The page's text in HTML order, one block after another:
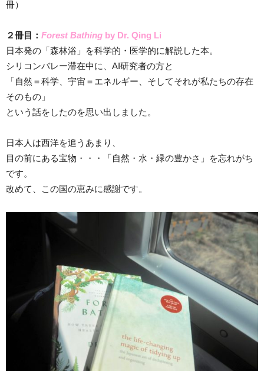
冊）
２冊目： Forest Bathing by Dr. Qing Li
日本発の「森林浴」を科学的・医学的に解説した本。
シリコンバレー滞在中に、AI研究者の方と
「自然＝科学、宇宙＝エネルギー、そしてそれが私たちの存在
そのもの」
という話をしたのを思い出しました。
日本人は西洋を追うあまり、
目の前にある宝物・・・「自然・水・緑の豊かさ」を忘れがち
です。
改めて、この国の恵みに感謝です。